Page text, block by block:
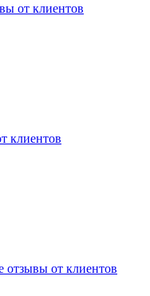
от клиентов
клиентов
отзывы от клиентов